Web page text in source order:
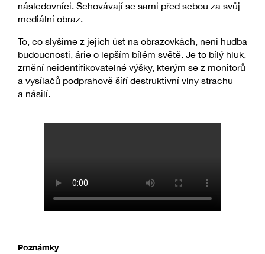
následovníci. Schovávají se sami před sebou za svůj
mediální obraz.
To, co slyšíme z jejich úst na obrazovkách, není hudba
budoucnosti, árie o lepším bílém světě. Je to bílý hluk,
zrnění neidentifikovatelné výšky, kterým se z monitorů
a vysílačů podprahově šíří destruktivní vlny strachu
a násilí.
---
Poznámky